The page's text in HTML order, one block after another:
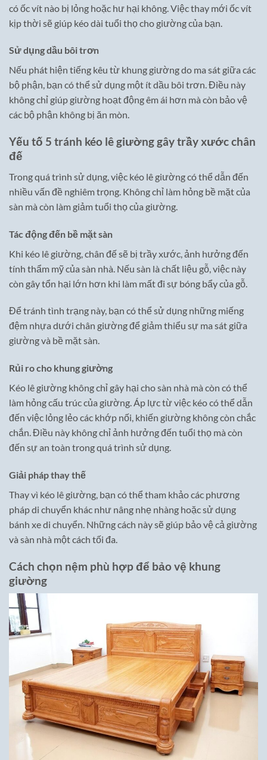
có ốc vít nào bị lỏng hoặc hư hại không. Việc thay mới ốc vít
kịp thời sẽ giúp kéo dài tuổi thọ cho giường của bạn.
Sử dụng dầu bôi trơn
Nếu phát hiện tiếng kêu từ khung giường do ma sát giữa các
bộ phận, bạn có thể sử dụng một ít dầu bôi trơn. Điều này
không chỉ giúp giường hoạt động êm ái hơn mà còn bảo vệ
các bộ phận không bị ăn mòn.
Yếu tố 5 tránh kéo lê giường gây trầy xước chân
đế
Trong quá trình sử dụng, việc kéo lê giường có thể dẫn đến
nhiều vấn đề nghiêm trọng. Không chỉ làm hỏng bề mặt của
sàn mà còn làm giảm tuổi thọ của giường.
Tác động đến bề mặt sàn
Khi kéo lê giường, chân đế sẽ bị trầy xước, ảnh hưởng đến
tính thẩm mỹ của sàn nhà. Nếu sàn là chất liệu gỗ, việc này
còn gây tổn hại lớn hơn khi làm mất đi sự bóng bẩy của gỗ.
Để tránh tình trạng này, bạn có thể sử dụng những miếng
đệm nhựa dưới chân giường để giảm thiểu sự ma sát giữa
giường và bề mặt sàn.
Rủi ro cho khung giường
Kéo lê giường không chỉ gây hại cho sàn nhà mà còn có thể
làm hỏng cấu trúc của giường. Áp lực từ việc kéo có thể dẫn
đến việc lỏng lẻo các khớp nối, khiến giường không còn chắc
chắn. Điều này không chỉ ảnh hưởng đến tuổi thọ mà còn
đến sự an toàn trong quá trình sử dụng.
Giải pháp thay thế
Thay vì kéo lê giường, bạn có thể tham khảo các phương
pháp di chuyển khác như nâng nhẹ nhàng hoặc sử dụng
bánh xe di chuyển. Những cách này sẽ giúp bảo vệ cả giường
và sàn nhà một cách tối đa.
Cách chọn nệm phù hợp để bảo vệ khung
giường